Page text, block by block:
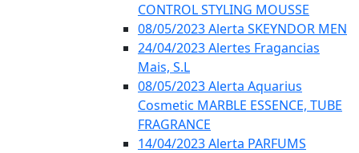
CONTROL STYLING MOUSSE
08/05/2023 Alerta SKEYNDOR MEN
24/04/2023 Alertes Fragancias
Mais, S.L
08/05/2023 Alerta Aquarius
Cosmetic MARBLE ESSENCE, TUBE
FRAGRANCE
14/04/2023 Alerta PARFUMS